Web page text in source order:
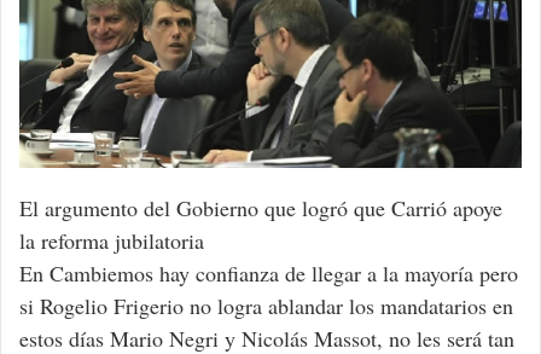
El argumento del Gobierno que logró que Carrió apoye
la reforma jubilatoria
En Cambiemos hay confianza de llegar a la mayoría pero
si Rogelio Frigerio no logra ablandar los mandatarios en
estos días Mario Negri y Nicolás Massot, no les será tan